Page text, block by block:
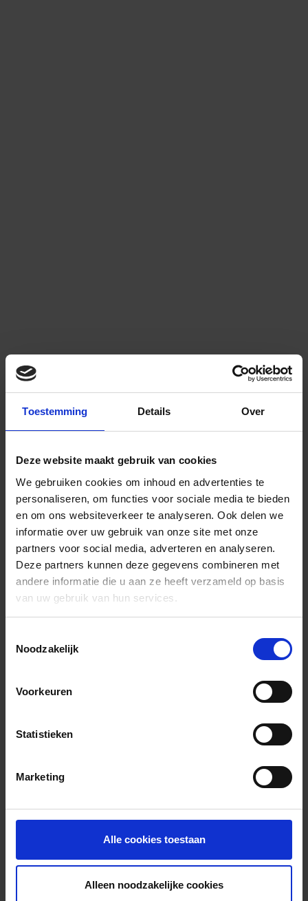
Toestemming Details Over
Deze website maakt gebruik van cookies
We gebruiken cookies om inhoud en advertenties te
personaliseren, om functies voor sociale media te bieden
en om ons websiteverkeer te analyseren. Ook delen we
informatie over uw gebruik van onze site met onze
partners voor social media, adverteren en analyseren.
Deze partners kunnen deze gegevens combineren met
andere informatie die u aan ze heeft verzameld op basis
van uw gebruik van hun services.
Noodzakelijk
Voorkeuren
Statistieken
Marketing
Alle cookies toestaan
Alleen noodzakelijke cookies